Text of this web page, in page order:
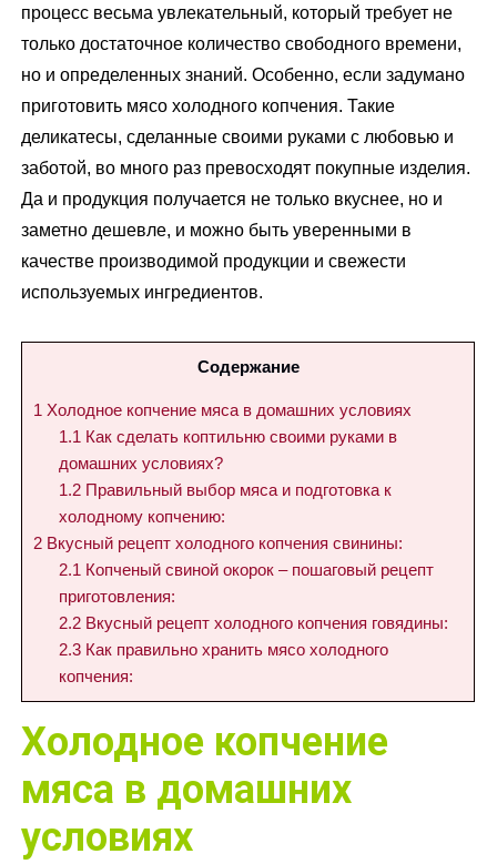
процесс весьма увлекательный, который требует не
только достаточное количество свободного времени,
но и определенных знаний. Особенно, если задумано
приготовить мясо холодного копчения. Такие
деликатесы, сделанные своими руками с любовью и
заботой, во много раз превосходят покупные изделия.
Да и продукция получается не только вкуснее, но и
заметно дешевле, и можно быть уверенными в
качестве производимой продукции и свежести
используемых ингредиентов.
Содержание
1 Холодное копчение мяса в домашних условиях
1.1 Как сделать коптильню своими руками в
домашних условиях?
1.2 Правильный выбор мяса и подготовка к
холодному копчению:
2 Вкусный рецепт холодного копчения свинины:
2.1 Копченый свиной окорок – пошаговый рецепт
приготовления:
2.2 Вкусный рецепт холодного копчения говядины:
2.3 Как правильно хранить мясо холодного
копчения:
Холодное копчение
мяса в домашних
условиях